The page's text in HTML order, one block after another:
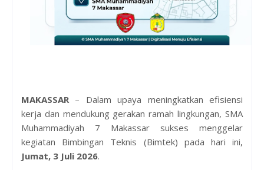
MAKASSAR – Dalam upaya meningkatkan efisiensi
kerja dan mendukung gerakan ramah lingkungan, SMA
Muhammadiyah 7 Makassar sukses menggelar
kegiatan Bimbingan Teknis (Bimtek) pada hari ini,
Jumat, 3 Juli 2026.